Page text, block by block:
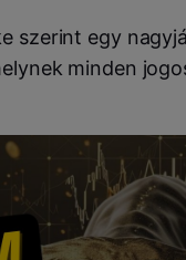
szerint egy
minden